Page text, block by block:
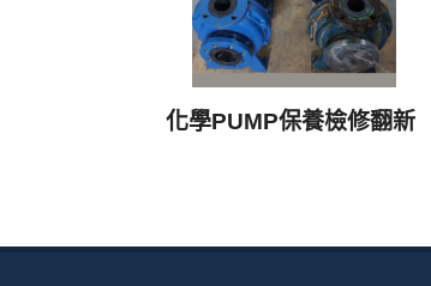
化學PUMP保養檢修翻新